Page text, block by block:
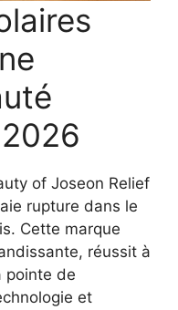
of Joseon Relief
rupture dans le
Cette marque
réussit à
pointe de
et